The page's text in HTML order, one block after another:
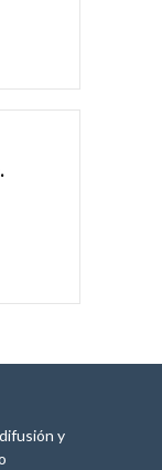
y